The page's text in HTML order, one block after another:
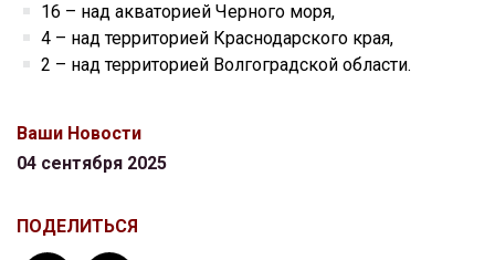
16 – над акваторией Черного моря,
4 – над территорией Краснодарского края,
2 – над территорией Волгоградской области.
Ваши Новости
04 сентября 2025
ПОДЕЛИТЬСЯ